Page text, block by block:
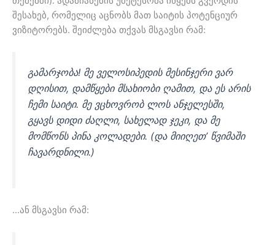
შესახებ, რომელიც აცნობს მათ საიტის პოტენციურ
ვიზიტორებს. შეიძლება თქვას მსგავსი რამ:
გამარჯობა! მე ველოსიპედის მესინჯერი ვარ
დღისით, დამწყები მსახიობი ღამით, და ეს არის
ჩემი საიტი. მე ვცხოვრობ ლოს ანჯელესში,
გყავს დიდი ძაღლი, სახელად ჯეკი, და მე
მომწონს პინა კოლადები. (და მიიღეთ’ წვიმაში
ჩავარდნილი.)
…ან მსგავსი რამ: